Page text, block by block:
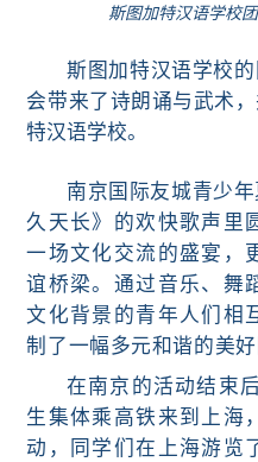
斯图加特汉语学校
斯图加特汉语学校
会带来了诗朗诵与武术
特汉语学校。
南京国际友城青少
久天长》的欢快歌声里
一场文化交流的盛宴，
谊桥梁。通过音乐、舞
文化背景的青年人们相
制了一幅多元和谐的美好
在南京的活动结束
生集体乘高铁来到上海
动，同学们在上海游览